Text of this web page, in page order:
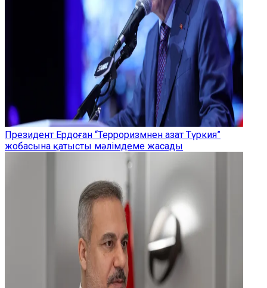
Президент Ердоған “Терроризмнен азат Түркия”
жобасына қатысты мәлімдеме жасады